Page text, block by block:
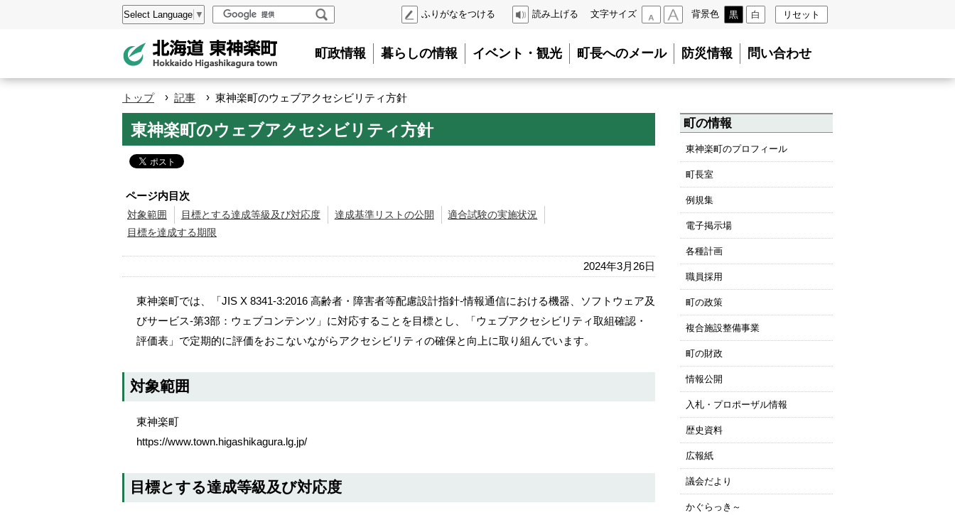
設
Select Language ▼
索
ふりがなをつける 読み上げる
文字サイズ
背景色 黒 白 リセット
町政情報 暮らしの情報 イベント・観光 町長へのメール 防災情報 問い合わせ
トップ › 記事 › 東神楽町のウェブアクセシビリティ方針
東神楽町のウェブアクセシビリティ方針
ページ内目次
対象範囲 目標とする達成等級及び対応度 達成基準リストの公開
適合試験の実施状況
目標を達成する期限
2024年3月26日
東神楽町では、「JIS X 8341-3:2016 高齢者・障害者等配慮設計指針-情報通信における機器、ソフトウェア及
びサービス-第3部：ウェブコンテンツ」に対応することを目標とし、「ウェブアクセシビリティ取組確認・
評価表」で定期的に評価をおこないながらアクセシビリティの確保と向上に取り組んでいます。
対象範囲
東神楽町
https://www.town.higashikagura.lg.jp/
目標とする達成等級及び対応度
ペ
ー
ジ
ト
ッ
プ
へ
本
ュ
ー
町の情報
東神楽町のプロフィール
町長室
例規集
電子掲示場
各種計画
職員採用
町の政策
複合施設整備事業
町の財政
情報公開
入札・プロポーザル情報
歴史資料
広報紙
議会だより
かぐらっき～